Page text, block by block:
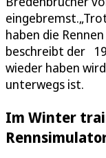
haben die
beschreibt der
wieder haben
unterwegs ist.
Im Winter